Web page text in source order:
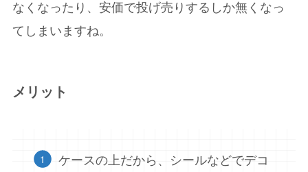
なくなったり、安価で投げ売りするしか無くなっ
てしまいますね。
メリット
ケースの上だから、シールなどでデコ